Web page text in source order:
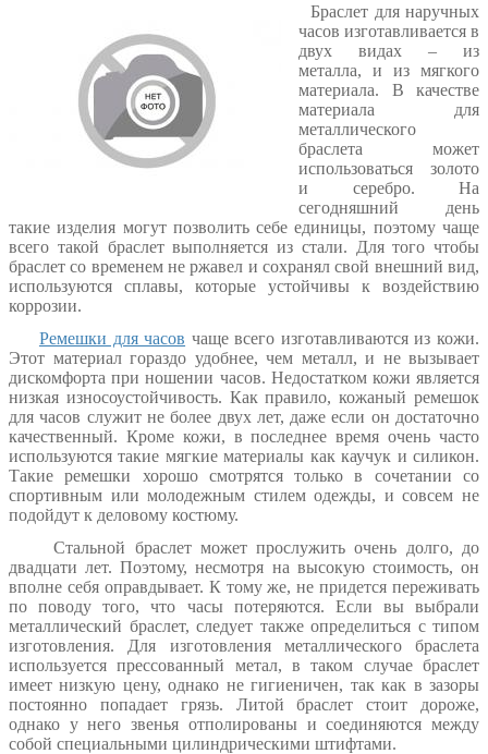
Браслет для наручных
часов изготавливается в
двух видах – из
металла, и из мягкого
материала. В качестве
материала для
металлического
браслета может
использоваться золото
и серебро. На
сегодняшний день
такие изделия могут позволить себе единицы, поэтому чаще
всего такой браслет выполняется из стали. Для того чтобы
браслет со временем не ржавел и сохранял свой внешний вид,
используются сплавы, которые устойчивы к воздействию
коррозии.
Ремешки для часов чаще всего изготавливаются из кожи.
Этот материал гораздо удобнее, чем металл, и не вызывает
дискомфорта при ношении часов. Недостатком кожи является
низкая износоустойчивость. Как правило, кожаный ремешок
для часов служит не более двух лет, даже если он достаточно
качественный. Кроме кожи, в последнее время очень часто
используются такие мягкие материалы как каучук и силикон.
Такие ремешки хорошо смотрятся только в сочетании со
спортивным или молодежным стилем одежды, и совсем не
подойдут к деловому костюму.
Стальной браслет может прослужить очень долго, до
двадцати лет. Поэтому, несмотря на высокую стоимость, он
вполне себя оправдывает. К тому же, не придется переживать
по поводу того, что часы потеряются. Если вы выбрали
металлический браслет, следует также определиться с типом
изготовления. Для изготовления металлического браслета
используется прессованный метал, в таком случае браслет
имеет низкую цену, однако не гигиеничен, так как в зазоры
постоянно попадает грязь. Литой браслет стоит дороже,
однако у него звенья отполированы и соединяются между
собой специальными цилиндрическими штифтами.